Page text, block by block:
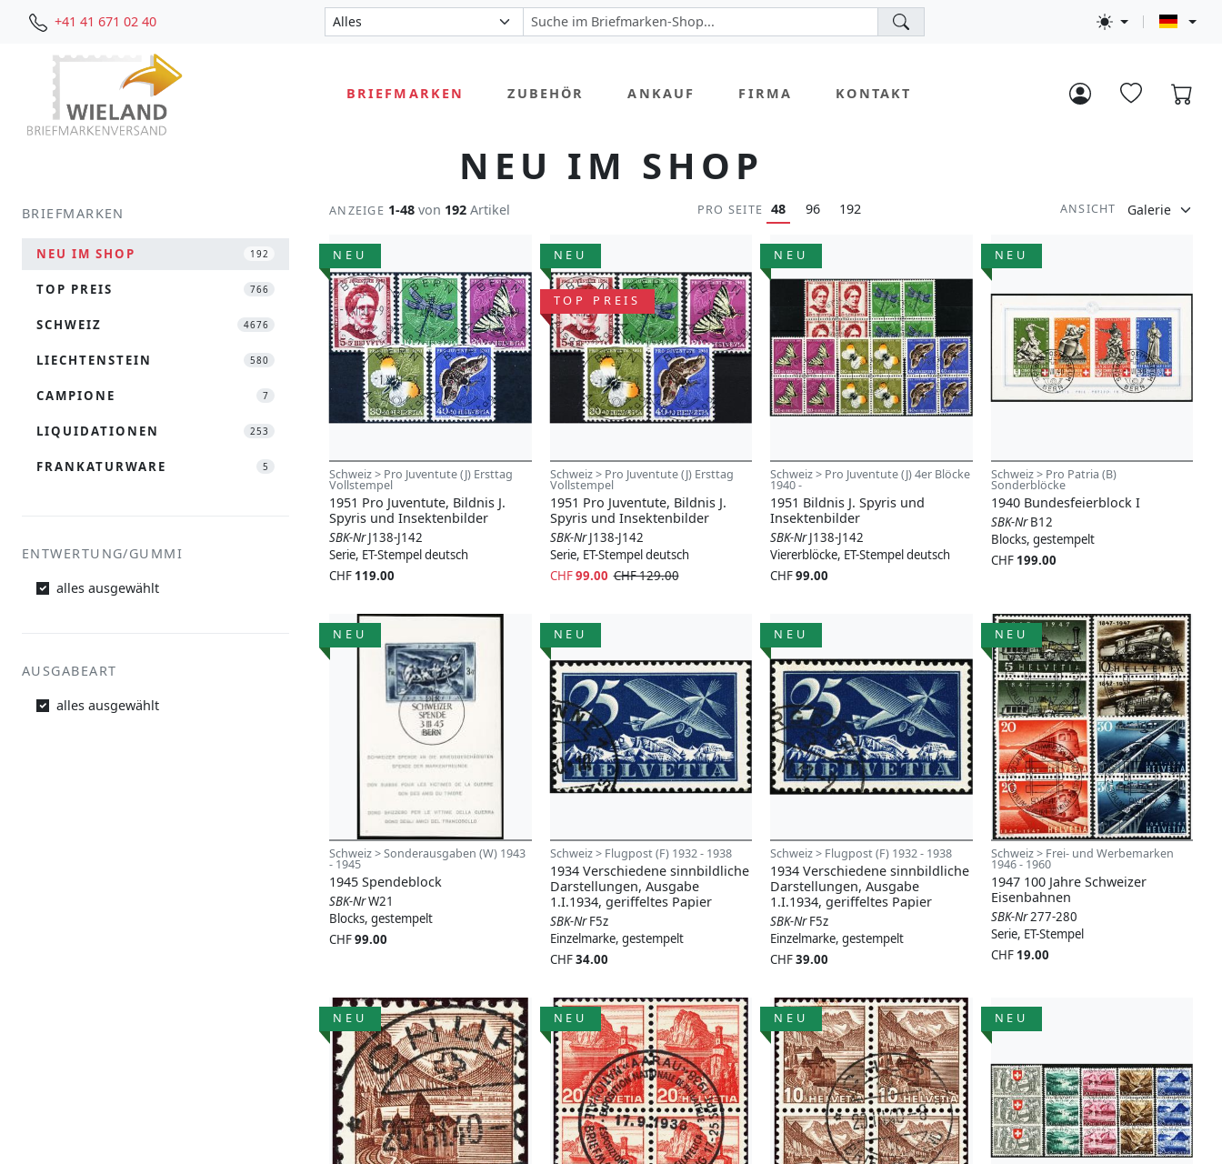
+41 41 671 02 40
BRIEFMARKEN ZUBEHÖR ANKAUF FIRMA KONTAKT
NEU IM SHOP
BRIEFMARKEN
NEU IM SHOP 192
TOP PREIS 766
SCHWEIZ 4676
LIECHTENSTEIN 580
CAMPIONE 7
LIQUIDATIONEN 253
FRANKATURWARE 5
ENTWERTUNG/GUMMI
alles ausgewählt
AUSGABEART
alles ausgewählt
ANZEIGE 1-48 von 192 Artikel PRO SEITE 48 96 192 ANSICHT
NEU
Schweiz > Pro Juventute (J) Ersttag
Vollstempel
1951 Pro Juventute, Bildnis J.
Spyris und Insektenbilder
SBK-NrJ138-J142
Serie, ET-Stempel deutsch
CHF 119.00
NEU
TOP PREIS
Schweiz > Pro Juventute (J) Ersttag
Vollstempel
1951 Pro Juventute, Bildnis J.
Spyris und Insektenbilder
SBK-NrJ138-J142
Serie, ET-Stempel deutsch
CHF99.00 CHF 129.00
NEU
Schweiz > Pro Juventute (J) 4er Blöcke
1940 -
1951 Bildnis J. Spyris und
Insektenbilder
SBK-NrJ138-J142
Viererblöcke, ET-Stempel deutsch
CHF99.00
NEU
Schweiz > Pro Patria (B)
Sonderblöcke
1940 Bundesfeierblock I
SBK-NrB12
Blocks, gestempelt
CHF 199.00
NEU
Schweiz > Sonderausgaben (W) 1943
- 1945
1945 Spendeblock
SBK-NrW21
Blocks, gestempelt
CHF99.00
NEU
Schweiz > Flugpost (F) 1932 - 1938
1934 Verschiedene sinnbildliche
Darstellungen, Ausgabe
1.I.1934, geriffeltes Papier
SBK-NrF5z
Einzelmarke, gestempelt
CHF34.00
NEU
Schweiz > Flugpost (F) 1932 - 1938
1934 Verschiedene sinnbildliche
Darstellungen, Ausgabe
1.I.1934, geriffeltes Papier
SBK-NrF5z
Einzelmarke, gestempelt
CHF39.00
NEU
Schweiz > Frei- und Werbemarken
1946 - 1960
1947 100 Jahre Schweizer
Eisenbahnen
SBK-Nr277-280
Serie, ET-Stempel
CHF 19.00
NEU NEU NEU NEU